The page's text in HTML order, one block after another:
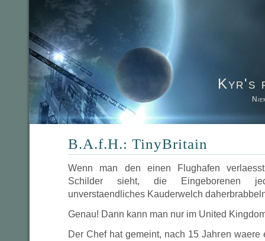
Kyr's
B.A.f.H.: TinyBritain
Wenn man den einen Flughafen
Schilder sieht, die Eingeborenen
unverstaendliches Kauderwelch
Genau! Dann kann man nur im United
Der Chef hat gemeint, nach 15 Jahren